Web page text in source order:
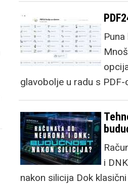
glavobolje u radu s PDF-
i
nakon silicija Dok